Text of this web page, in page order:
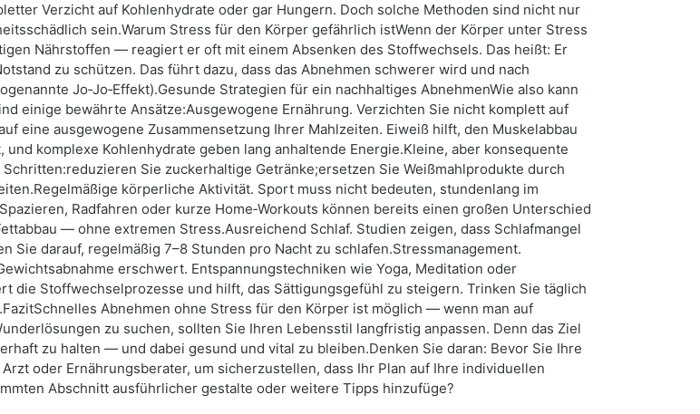
Verzicht auf Kohlenhydrate oder gar Hungern. Doch solche Methoden sind nicht nur
sein.Warum Stress für den Körper gefährlich istWenn der Körper unter Stress
Nährstoffen — reagiert er oft mit einem Absenken des Stoffwechsels. Das heißt: Er
zu schützen. Das führt dazu, dass das Abnehmen schwerer wird und nach
Jo‑Jo‑Effekt).Gesunde Strategien für ein nachhaltiges AbnehmenWie also kann
einige bewährte Ansätze:Ausgewogene Ernährung. Verzichten Sie nicht komplett auf
eine ausgewogene Zusammensetzung Ihrer Mahlzeiten. Eiweiß hilft, den Muskelabbau
komplexe Kohlenhydrate geben lang anhaltende Energie.Kleine, aber konsequente
Sie zuckerhaltige Getränke;ersetzen Sie Weißmahlprodukte durch
körperliche Aktivität. Sport muss nicht bedeuten, stundenlang im
Radfahren oder kurze Home‑Workouts können bereits einen großen Unterschied
— ohne extremen Stress.Ausreichend Schlaf. Studien zeigen, dass Schlafmangel
darauf, regelmäßig 7–8 Stunden pro Nacht zu schlafen.Stressmanagement.
erschwert. Entspannungstechniken wie Yoga, Meditation oder
die Stoffwechselprozesse und hilft, das Sättigungsgefühl zu steigern. Trinken Sie täglich
Abnehmen ohne Stress für den Körper ist möglich — wenn man auf
zu suchen, sollten Sie Ihren Lebensstil langfristig anpassen. Denn das Ziel
zu halten — und dabei gesund und vital zu bleiben.Denken Sie daran: Bevor Sie Ihre
oder Ernährungsberater, um sicherzustellen, dass Ihr Plan auf Ihre individuellen
Abschnitt ausführlicher gestalte oder weitere Tipps hinzufüge?